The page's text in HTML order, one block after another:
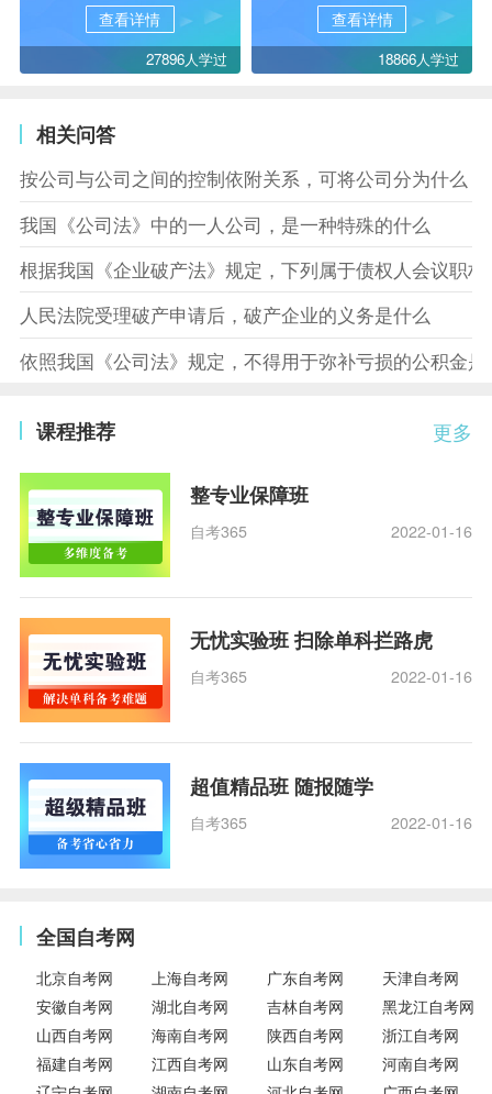
查看详情
27896人学过
查看详情
18866人学过
相关问答
按公司与公司之间的控制依附关系，可将公司分为什么
我国《公司法》中的一人公司，是一种特殊的什么
根据我国《企业破产法》规定，下列属于债权人会议职
人民法院受理破产申请后，破产企业的义务是什么
依照我国《公司法》规定，不得用于弥补亏损的公积金是
更多
课程推荐
整专业保障班
自考365 2022-01-16
无忧实验班 扫除单科拦路虎
自考365 2022-01-16
超值精品班 随报随学
自考365 2022-01-16
全国自考网
北京自考网 上海自考网 广东自考网
天津自考网
安徽自考网
湖北自考网 吉林自考网
黑龙江自考网
山西自考网
海南自考网 陕西自考网
浙江自考网
福建自考网
江西自考网 山东自考网
河南自考网